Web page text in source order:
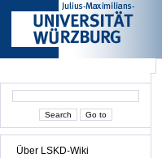
Über LSKD-Wiki